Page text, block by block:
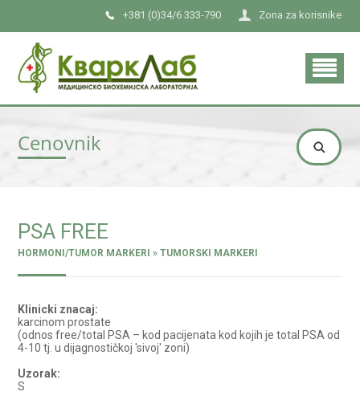
Zona za korisnike
+381 (0)34/6 333-790
Cenovnik
PSA FREE
HORMONI/TUMOR MARKERI » TUMORSKI MARKERI
Klinicki znacaj:
karcinom prostate
(odnos free/total PSA – kod pacijenata kod kojih je total PSA od
4-10 tj. u dijagnostičkoj 'sivoj' zoni)
Uzorak:
S